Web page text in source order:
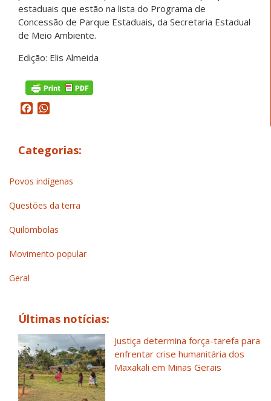
estaduais que estão na lista do Programa de
Concessão de Parque Estaduais, da Secretaria Estadual
de Meio Ambiente.
Edição: Elis Almeida
Facebook
Categorias:
Povos indígenas
Questões da terra
Quilombolas
Movimento popular
Geral
Últimas notícias:
Justiça determina força-tarefa para
enfrentar crise humanitária dos
Maxakali em Minas Gerais